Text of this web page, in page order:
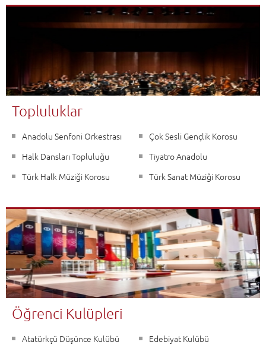
Topluluklar
Anadolu Senfoni Orkestrası
Çok Sesli Gençlik Korosu
Halk Dansları Topluluğu
Tiyatro Anadolu
Türk Halk Müziği Korosu
Türk Sanat Müziği Korosu
Öğrenci Kulüpleri
Atatürkçü Düşünce Kulübü
Edebiyat Kulübü